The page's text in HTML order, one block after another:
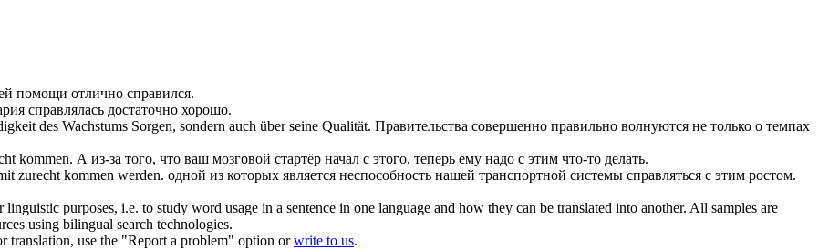
помощи отлично справился.
справлялась достаточно хорошо.
des Wachstums Sorgen, sondern auch über seine Qualität. Правительства совершенно правильно волнуются не только о темпах
kommen. А из-за того, что ваш мозговой стартёр начал с этого, теперь ему надо с этим что-то делать.
zurecht kommen werden. одной из которых является неспособность нашей транспортной системы справляться с этим ростом.
purposes, i.e. to study word usage in a sentence in one language and how they can be translated into another. All samples are
using bilingual search technologies.
translation, use the "Report a problem" option orwrite to us.